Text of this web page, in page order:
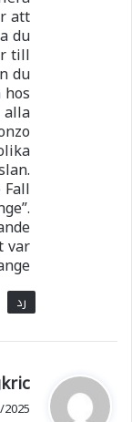
att
du
till
du
var
رد
ي
ق
23/10/